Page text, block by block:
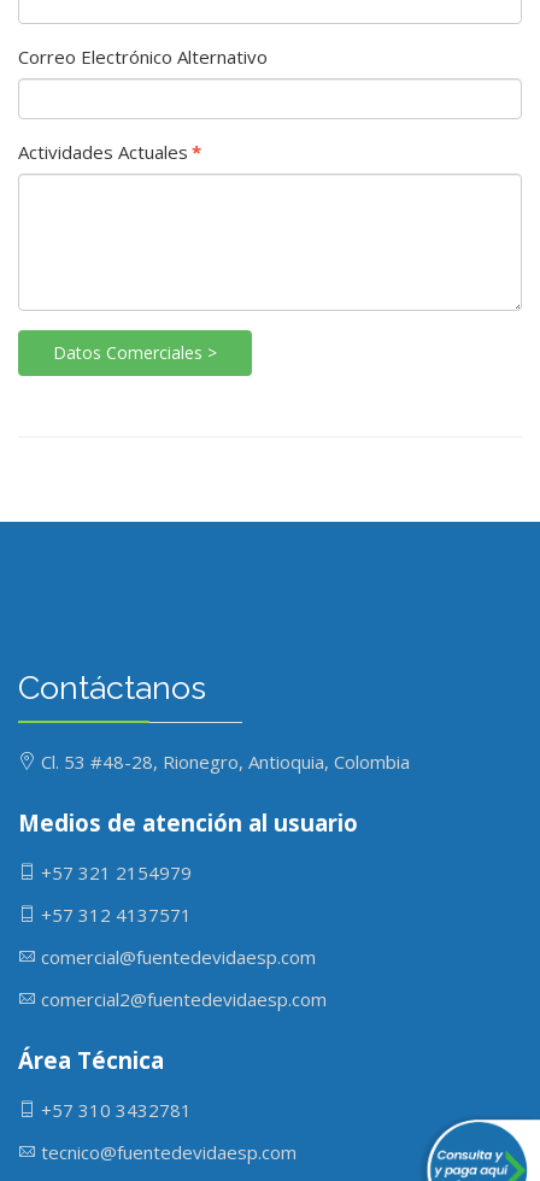
Correo Electrónico Alternativo
Actividades Actuales *
Datos Comerciales >
Contáctanos
Cl. 53 #48-28, Rionegro, Antioquia, Colombia
Medios de atención al usuario
+57 321 2154979
+57 312 4137571
comercial@fuentedevidaesp.com
comercial2@fuentedevidaesp.com
Área Técnica
+57 310 3432781
tecnico@fuentedevidaesp.com